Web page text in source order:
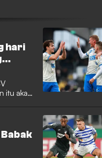
hari
itu akan
Babak